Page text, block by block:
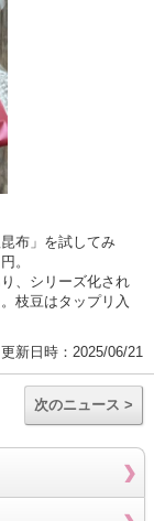
布」を試してみ
。
、シリーズ化され
枝豆はタップリ入
更新日時：2025/06/21
次のニュース >